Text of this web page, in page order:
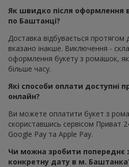
Як швидко після оформлення
по Баштанці?
Доставка відбувається
вказано інакше. Виключення -
оформлення букету з ромашок,
більше часу.
Які способи оплати доступні
онлайн?
Ви можете оплатити букет з
скориставшись сервісом Приват
Google Pay та Apple Pay.
Чи можна зробити попереднє
конкретну дату в м.